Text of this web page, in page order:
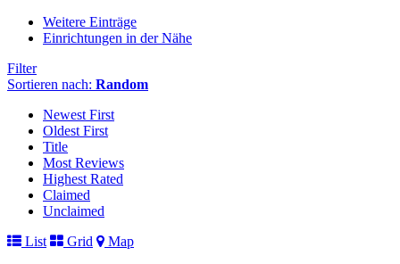
Weitere Einträge
Einrichtungen in der Nähe
Filter
Sortieren nach: Random
Newest First
Oldest First
Title
Most Reviews
Highest Rated
Claimed
Unclaimed
List
Grid Map